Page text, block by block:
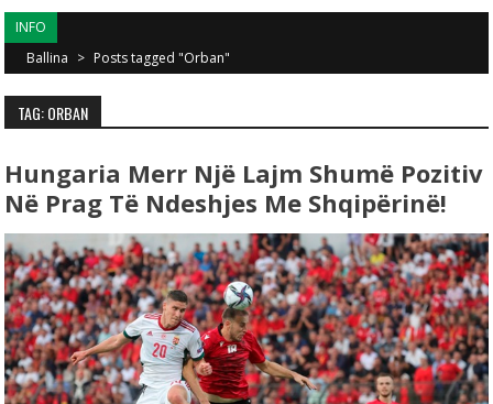
INFO
Ballina > Posts tagged "Orban"
TAG: ORBAN
Hungaria Merr Një Lajm Shumë Pozitiv
Në Prag Të Ndeshjes Me Shqipërinë!